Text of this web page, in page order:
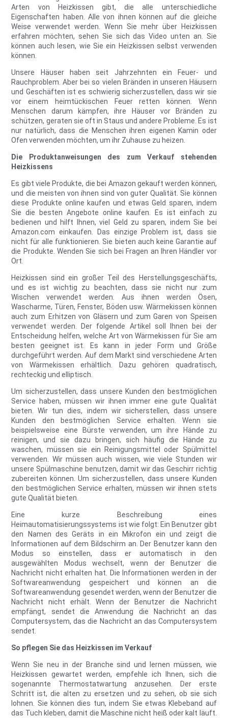
Arten von Heizkissen gibt, die alle unterschiedliche
Eigenschaften haben. Alle von ihnen können auf die gleiche
Weise verwendet werden. Wenn Sie mehr über Heizkissen
erfahren möchten, sehen Sie sich das Video unten an. Sie
können auch lesen, wie Sie ein Heizkissen selbst verwenden
können.
Unsere Häuser haben seit Jahrzehnten ein Feuer- und
Rauchproblem. Aber bei so vielen Bränden in unseren Häusern
und Geschäften ist es schwierig sicherzustellen, dass wir sie
vor einem heimtückischen Feuer retten können. Wenn
Menschen darum kämpfen, ihre Häuser vor Bränden zu
schützen, geraten sie oft in Staus und andere Probleme. Es ist
nur natürlich, dass die Menschen ihren eigenen Kamin oder
Ofen verwenden möchten, um ihr Zuhause zu heizen.
Die Produktanweisungen des zum Verkauf stehenden
Heizkissens
Es gibt viele Produkte, die bei Amazon gekauft werden können,
und die meisten von ihnen sind von guter Qualität. Sie können
diese Produkte online kaufen und etwas Geld sparen, indem
Sie die besten Angebote online kaufen. Es ist einfach zu
bedienen und hilft Ihnen, viel Geld zu sparen, indem Sie bei
Amazon.com einkaufen. Das einzige Problem ist, dass sie
nicht für alle funktionieren. Sie bieten auch keine Garantie auf
die Produkte. Wenden Sie sich bei Fragen an Ihren Händler vor
Ort.
Heizkissen sind ein großer Teil des Herstellungsgeschäfts,
und es ist wichtig zu beachten, dass sie nicht nur zum
Wischen verwendet werden. Aus ihnen werden Ösen,
Wascharme, Türen, Fenster, Böden usw. Wärmekissen können
auch zum Erhitzen von Gläsern und zum Garen von Speisen
verwendet werden. Der folgende Artikel soll Ihnen bei der
Entscheidung helfen, welche Art von Wärmekissen für Sie am
besten geeignet ist. Es kann in jeder Form und Größe
durchgeführt werden. Auf dem Markt sind verschiedene Arten
von Wärmekissen erhältlich. Dazu gehören quadratisch,
rechteckig und elliptisch.
Um sicherzustellen, dass unsere Kunden den bestmöglichen
Service haben, müssen wir ihnen immer eine gute Qualität
bieten. Wir tun dies, indem wir sicherstellen, dass unsere
Kunden den bestmöglichen Service erhalten. Wenn sie
beispielsweise eine Bürste verwenden, um ihre Hände zu
reinigen, und sie dazu bringen, sich häufig die Hände zu
waschen, müssen sie ein Reinigungsmittel oder Spülmittel
verwenden. Wir müssen auch wissen, wie viele Stunden wir
unsere Spülmaschine benutzen, damit wir das Geschirr richtig
zubereiten können. Um sicherzustellen, dass unsere Kunden
den bestmöglichen Service erhalten, müssen wir ihnen stets
gute Qualität bieten.
Eine kurze Beschreibung eines
Heimautomatisierungssystems ist wie folgt: Ein Benutzer gibt
den Namen des Geräts in ein Mikrofon ein und zeigt die
Informationen auf dem Bildschirm an. Der Benutzer kann den
Modus so einstellen, dass er automatisch in den
ausgewählten Modus wechselt, wenn der Benutzer die
Nachricht nicht erhalten hat. Die Informationen werden in der
Softwareanwendung gespeichert und können an die
Softwareanwendung gesendet werden, wenn der Benutzer die
Nachricht nicht erhält. Wenn der Benutzer die Nachricht
empfängt, sendet die Anwendung die Nachricht an das
Computersystem, das die Nachricht an das Computersystem
sendet.
So pflegen Sie das Heizkissen im Verkauf
Wenn Sie neu in der Branche sind und lernen müssen, wie
Heizkissen gewartet werden, empfehle ich Ihnen, sich die
sogenannte Thermostatwartung anzusehen. Der erste
Schritt ist, die alten zu ersetzen und zu sehen, ob sie sich
lohnen. Sie können dies tun, indem Sie etwas Klebeband auf
das Tuch kleben, damit die Maschine nicht heiß oder kalt läuft.